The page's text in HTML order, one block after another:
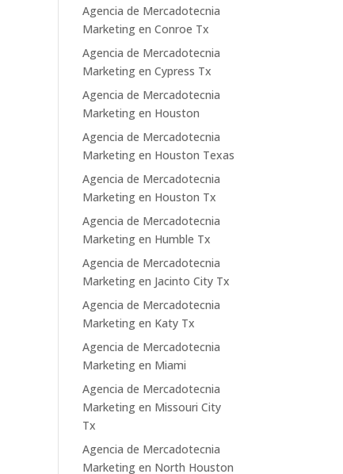
Agencia de Mercadotecnia
Marketing en Conroe Tx
Agencia de Mercadotecnia
Marketing en Cypress Tx
Agencia de Mercadotecnia
Marketing en Houston
Agencia de Mercadotecnia
Marketing en Houston Texas
Agencia de Mercadotecnia
Marketing en Houston Tx
Agencia de Mercadotecnia
Marketing en Humble Tx
Agencia de Mercadotecnia
Marketing en Jacinto City Tx
Agencia de Mercadotecnia
Marketing en Katy Tx
Agencia de Mercadotecnia
Marketing en Miami
Agencia de Mercadotecnia
Marketing en Missouri City
Tx
Agencia de Mercadotecnia
Marketing en North Houston